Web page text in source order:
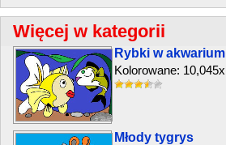
Więcej w kategorii
Rybki w akwarium
Kolorowane: 10,045x
Młody tygrys